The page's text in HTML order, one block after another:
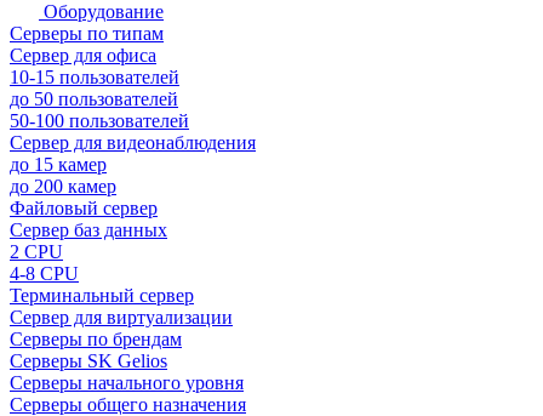
Оборудование
Серверы по типам
Сервер для офиса
10-15 пользователей
до 50 пользователей
50-100 пользователей
Сервер для видеонаблюдения
до 15 камер
до 200 камер
Файловый сервер
Сервер баз данных
2 CPU
4-8 CPU
Терминальный сервер
Сервер для виртуализации
Серверы по брендам
Серверы SK Gelios
Серверы начального уровня
Серверы общего назначения